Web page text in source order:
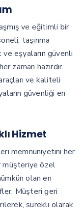
ve eğitimli bir
taşınma
eşyaların güvenli
zaman hazırdır.
ve kaliteli
güvenliği en
Hizmet
memnuniyetini her
müşteriye özel
olan en
Müşteri geri
sürekli olarak